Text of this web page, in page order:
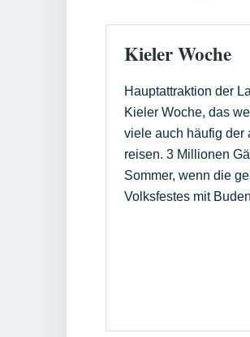
Kieler Woche
Hauptattraktion der
Kieler Woche, das
viele auch häufig der
reisen. 3 Millionen
Sommer, wenn die
Volksfestes mit